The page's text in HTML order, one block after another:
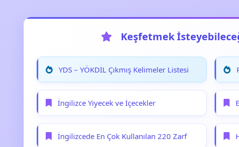
Keşfetmek
YDS – YÖKDİL Çıkmış Kelimeler Listesi
İngilizce Yiyecek ve İçecekler
İngilizcede En Çok Kullanılan 220 Zarf